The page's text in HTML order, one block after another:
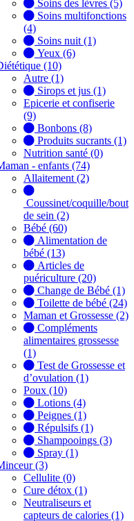
Soins des lèvres (5)
Soins multifonctions
(4)
Soins nuit (1)
Yeux (6)
(10)
Autre (1)
Sirops et jus (1)
Epicerie et confiserie
(9)
Bonbons (8)
Produits sucrants (1)
Nutrition santé (0)
- enfants (74)
Allaitement (2)
Coussinet/coquille/bout
de sein (2)
Bébé (60)
Alimentation de
bébé (13)
Articles de
puériculture (20)
Change de Bébé (1)
Toilette de bébé (24)
Maman et Grossesse (2)
Compléments
alimentaires grossesse
(1)
Test de Grossesse et
d’ovulation (1)
Poux (10)
Lotions (4)
Peignes (1)
Répulsifs (1)
Shampooings (3)
Spray (1)
(3)
Cellulite (0)
Cure détox (1)
Neutraliseurs et
capteurs de calories (1)